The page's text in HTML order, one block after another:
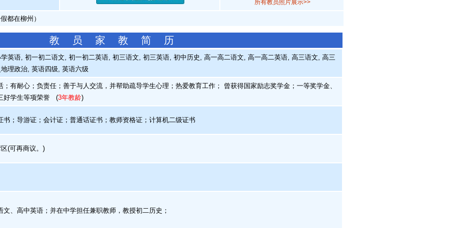
所有教员照片展示>>
都在柳州）
教 员 家 教 简 历
语, 初一初二语文, 初一初二英语, 初三语文, 初三英语, 初中历史, 高一高二语文, 高一高二英语, 高三语文, 高三
理政治, 英语四级, 英语六级
有耐心；负责任；善于与人交流，并帮助疏导学生心理；热爱教育工作； 曾获得国家励志奖学金；一等奖学金、
好学生等项荣誉 (3年教龄)
；导游证；会计证；普通话证书；教师资格证；计算机二级证书
(可再商议。)
、高中英语；并在中学担任兼职教师，教授初二历史；